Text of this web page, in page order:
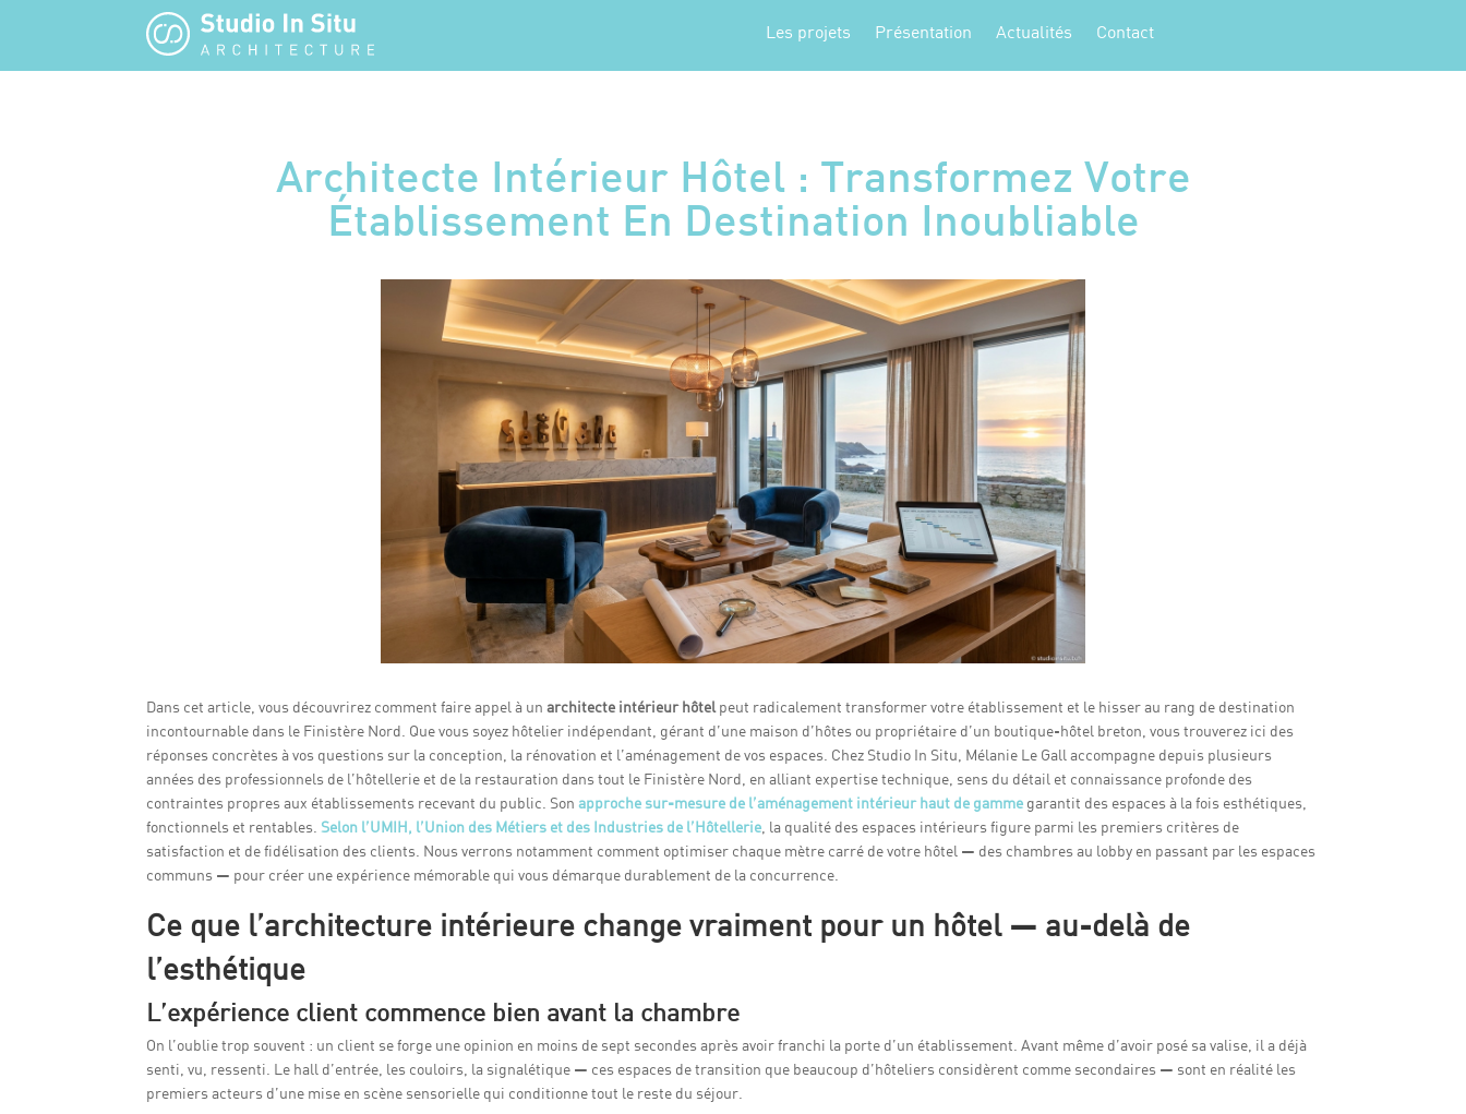
Les projets Présentation Actualités Contact
Architecte Intérieur Hôtel : Transformez Votre
Établissement En Destination Inoubliable
Dans cet article, vous découvrirez comment faire appel à unarchitecte intérieur hôtel peut radicalement transformer votre établissement et le hisser au rang de destination
incontournable dans le Finistère Nord. Que vous soyez hôtelier indépendant, gérant d’une maison d’hôtes ou propriétaire d’un boutique-hôtel breton, vous trouverez ici des
réponses concrètes à vos questions sur la conception, la rénovation et l’aménagement de vos espaces. Chez Studio In Situ, Mélanie Le Gall accompagne depuis plusieurs
années des professionnels de l’hôtellerie et de la restauration dans tout le Finistère Nord, en alliant expertise technique, sens du détail et connaissance profonde des
contraintes propres aux établissements recevant du public. Sonapproche sur-mesure de l’aménagement intérieur haut de gamme garantit des espaces à la fois esthétiques,
fonctionnels et rentables. Selon l’UMIH, l’Union des Métiers et des Industries de l’Hôtellerie , la qualité des espaces intérieurs figure parmi les premiers critères de
satisfaction et de fidélisation des clients. Nous verrons notamment comment optimiser chaque mètre carré de votre hôtel — des chambres au lobby en passant par les espaces
communs — pour créer une expérience mémorable qui vous démarque durablement de la concurrence.
Ce que l’architecture intérieure change vraiment pour un hôtel — au-delà de
l’esthétique
L’expérience client commence bien avant la chambre
On l’oublie trop souvent : un client se forge une opinion en moins de sept secondes après avoir franchi la porte d’un établissement. Avant même d’avoir posé sa valise, il a déjà
senti, vu, ressenti. Le hall d’entrée, les couloirs, la signalétique — ces espaces de transition que beaucoup d’hôteliers considèrent comme secondaires — sont en réalité les
premiers acteurs d’une mise en scène sensorielle qui conditionne tout le reste du séjour.